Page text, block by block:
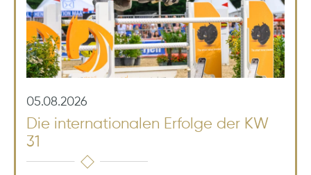
05.08.2026
Die internationalen Erfolge der KW
31